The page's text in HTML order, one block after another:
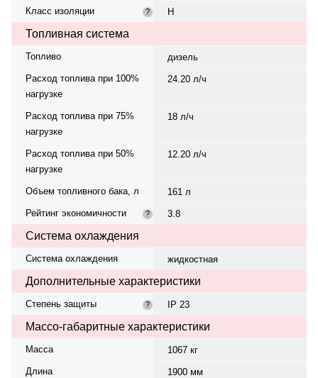
Класс изоляции
? H
Топливная система
Топливо
дизель
Расход топлива при 100%
нагрузке
24.20 л/ч
Расход топлива при 75%
нагрузке
18 л/ч
Расход топлива при 50%
нагрузке
12.20 л/ч
Объем топливного бака, л
161 л
Рейтинг экономичности
? 3.8
Система охлаждения
Система охлаждения жидкостная
Дополнительные характеристики
Степень защиты ? IP 23
Массо-габаритные характеристики
Масса
1067 кг
Длина
1900 мм